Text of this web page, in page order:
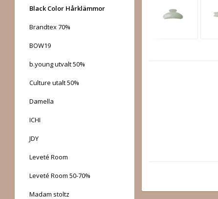
Black Color Hårklämmor
Brandtex 70%
BOW19
b.young utvalt 50%
Culture utalt 50%
Damella
ICHI
JDY
Leveté Room
Leveté Room 50-70%
Madam stoltz